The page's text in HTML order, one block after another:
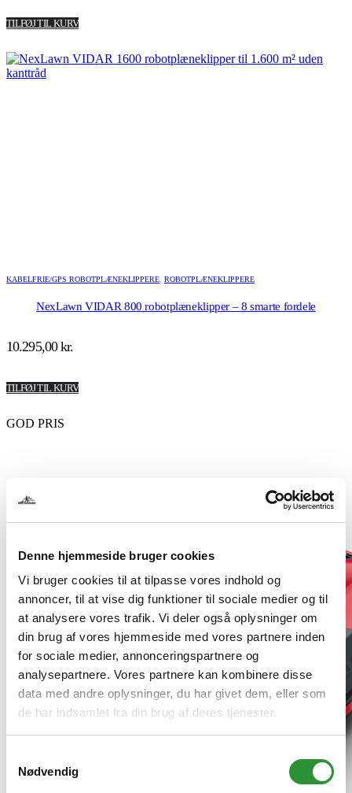
Denne hjemmeside bruger cookies
Vi bruger cookies til at tilpasse vores indhold og
annoncer, til at vise dig funktioner til sociale medier og til
at analysere vores trafik. Vi deler også oplysninger om
din brug af vores hjemmeside med vores partnere inden
for sociale medier, annonceringspartnere og
analysepartnere. Vores partnere kan kombinere disse
data med andre oplysninger, du har givet dem, eller som
de har indsamlet fra din brug af deres tjenester.
Nødvendig
TILFØJ TIL KURV
KABELFRIE/GPS ROBOTPLÆNEKLIPPERE ROBOTPLÆNEKLIPPERE
NexLawn VIDAR 800 robotplæneklipper – 8 smarte fordele
10.295,00kr.
TILFØJ TIL KURV
GOD PRIS